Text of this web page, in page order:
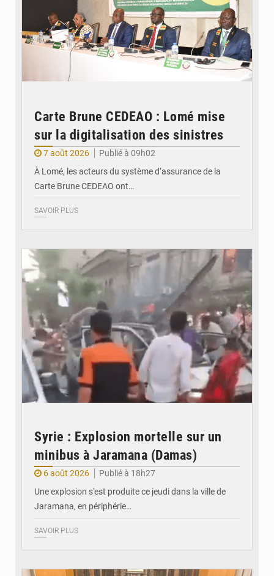
Carte Brune CEDEAO : Lomé mise
sur la digitalisation des sinistres
7 août 2026
Publié à 09h02
À Lomé, les acteurs du système d’assurance de la
Carte Brune CEDEAO ont…
SAVOIR PLUS
Syrie : Explosion mortelle sur un
minibus à Jaramana (Damas)
6 août 2026
Publié à 18h27
Une explosion s'est produite ce jeudi dans la ville de
Jaramana, en périphérie…
SAVOIR PLUS